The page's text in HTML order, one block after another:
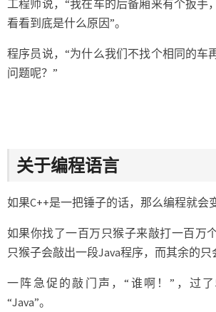
工程师说，“我在车的后备厢来有个扳手
看看到底是什么原因”。
程序员说，“为什么我们不找个相同的车
问题呢？”
关于编程语言
如果C++是一把锤子的话，那么编程就会
如果你找了一百万只猴子来敲打一百万
只猴子会敲出一段Java程序，而其余的只
一阵急促的敲门声，“谁啊！”，过
“Java”。